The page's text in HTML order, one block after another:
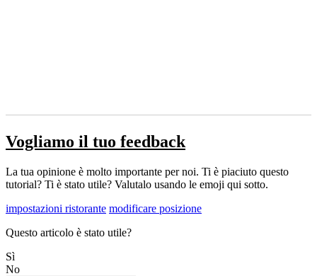
Vogliamo il tuo feedback
La tua opinione è molto importante per noi. Ti è piaciuto questo
tutorial? Ti è stato utile? Valutalo usando le emoji qui sotto.
impostazioni ristorante modificare posizione
Questo articolo è stato utile?
Sì
No